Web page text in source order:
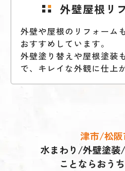
外壁屋根リ
外壁や屋根のリフォーム
おすすめしています。
外壁塗り替えや屋根塗装
で、キレイな外観に仕上
津市/松
水まわり/外壁塗装
ことならおう